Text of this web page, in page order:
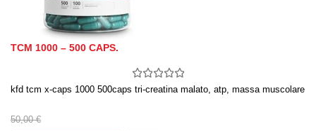
TCM 1000 – 500 CAPS.
kfd tcm x-caps 1000 500caps tri-creatina malato, atp, massa muscolare
50,00 €